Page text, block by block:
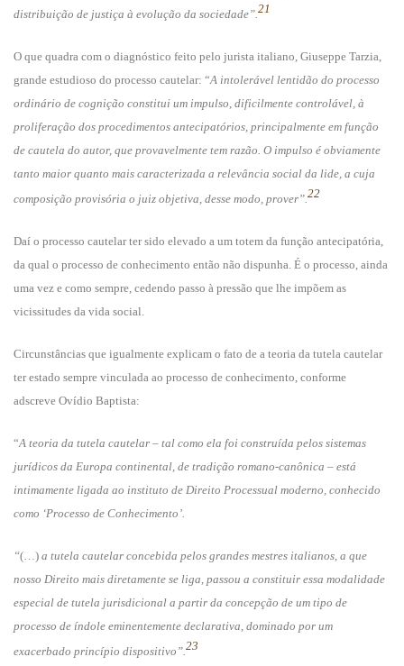
distribuição de justiça à evolução da sociedade”. 21
O que quadra com o diagnóstico feito pelo jurista italiano, Giuseppe Tarzia,
grande estudioso do processo cautelar: “A intolerável lentidão do processo
ordinário de cognição constitui um impulso, dificilmente controlável, à
proliferação dos procedimentos antecipatórios, principalmente em função
de cautela do autor, que provavelmente tem razão. O impulso é obviamente
tanto maior quanto mais caracterizada a relevância social da lide, a cuja
composição provisória o juiz objetiva, desse modo, prover”.22
Daí o processo cautelar ter sido elevado a um totem da função antecipatória,
da qual o processo de conhecimento então não dispunha. É o processo, ainda
uma vez e como sempre, cedendo passo à pressão que lhe impõem as
vicissitudes da vida social.
Circunstâncias que igualmente explicam o fato de a teoria da tutela cautelar
ter estado sempre vinculada ao processo de conhecimento, conforme
adscreve Ovídio Baptista:
“A teoria da tutela cautelar – tal como ela foi construída pelos sistemas
jurídicos da Europa continental, de tradição romano-canônica – está
intimamente ligada ao instituto de Direito Processual moderno, conhecido
como ‘Processo de Conhecimento’.
“(…) a tutela cautelar concebida pelos grandes mestres italianos, a que
nosso Direito mais diretamente se liga, passou a constituir essa modalidade
especial de tutela jurisdicional a partir da concepção de um tipo de
processo de índole eminentemente declarativa, dominado por um
exacerbado princípio dispositivo”.23